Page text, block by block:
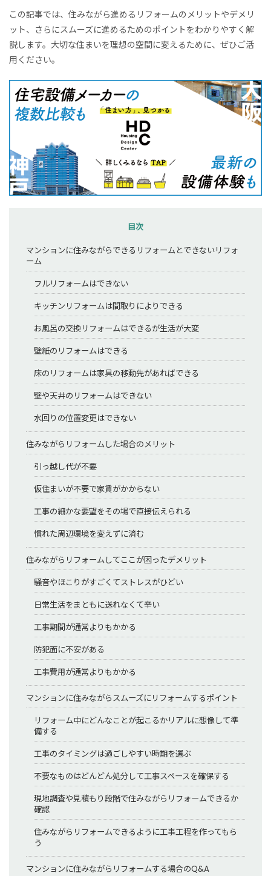
この記事では、住みながら進めるリフォームのメリットやデメリ
ット、さらにスムーズに進めるためのポイントをわかりやすく解
説します。大切な住まいを理想の空間に変えるために、ぜひご活
用ください。
目次
マンションに住みながらできるリフォームとできないリフォ
ーム
フルリフォームはできない
キッチンリフォームは間取りによりできる
お風呂の交換リフォームはできるが生活が大変
壁紙のリフォームはできる
床のリフォームは家具の移動先があればできる
壁や天井のリフォームはできない
水回りの位置変更はできない
住みながらリフォームした場合のメリット
引っ越し代が不要
仮住まいが不要で家賃がかからない
工事の細かな要望をその場で直接伝えられる
慣れた周辺環境を変えずに済む
住みながらリフォームしてここが困ったデメリット
騒音やほこりがすごくてストレスがひどい
日常生活をまともに送れなくて辛い
工事期間が通常よりもかかる
防犯面に不安がある
工事費用が通常よりもかかる
マンションに住みながらスムーズにリフォームするポイント
リフォーム中にどんなことが起こるかリアルに想像して準
備する
工事のタイミングは過ごしやすい時期を選ぶ
不要なものはどんどん処分して工事スペースを確保する
現地調査や見積もり段階で住みながらリフォームできるか
確認
住みながらリフォームできるように工事工程を作ってもら
う
マンションに住みながらリフォームする場合のQ&A